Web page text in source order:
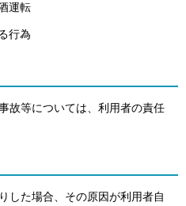
運転
行為
故等については、利用者の責任
した場合、その原因が利用者自